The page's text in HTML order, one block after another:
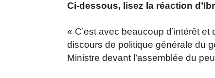
Ci-dessous, lisez la réaction
« C’est avec beaucoup d’intérêt
discours de politique générale du
Ministre devant l’assemblée du